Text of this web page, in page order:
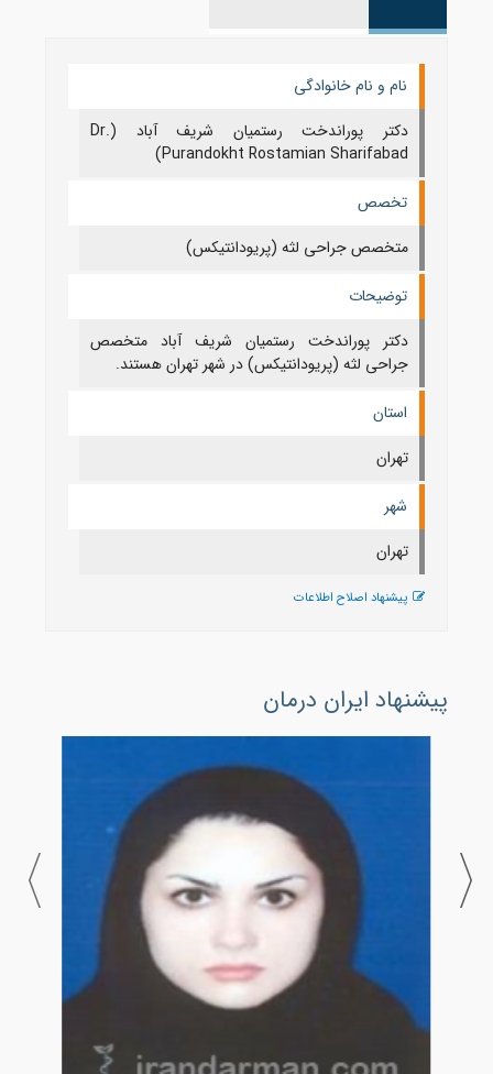
نام و نام خانوادگی
دکتر پوراندخت رستمیان شریف آباد (Dr.
Purandokht Rostamian Sharifabad)
تخصص
متخصص جراحی لثه (پریودانتیکس)
توضیحات
دکتر پوراندخت رستمیان شریف آباد متخصص
جراحی لثه (پریودانتیکس) در شهر تهران هستند.
استان
تهران
شهر
تهران
پیشنهاد اصلاح اطلاعات
پیشنهاد ایران درمان